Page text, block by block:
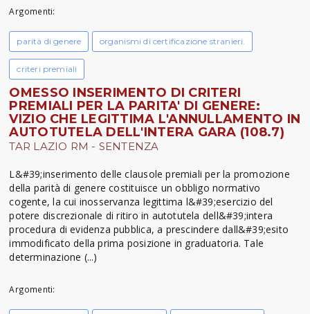
Argomenti:
parità di genere organismi di certificazione stranieri.
criteri premiali
OMESSO INSERIMENTO DI CRITERI
PREMIALI PER LA PARITA' DI GENERE:
VIZIO CHE LEGITTIMA L'ANNULLAMENTO IN
AUTOTUTELA DELL'INTERA GARA (108.7)
TAR LAZIO RM - SENTENZA
L&#39;inserimento delle clausole premiali per la promozione
della parità di genere costituisce un obbligo normativo
cogente, la cui inosservanza legittima l&#39;esercizio del
potere discrezionale di ritiro in autotutela dell&#39;intera
procedura di evidenza pubblica, a prescindere dall&#39;esito
immodificato della prima posizione in graduatoria. Tale
determinazione (...)
Argomenti: